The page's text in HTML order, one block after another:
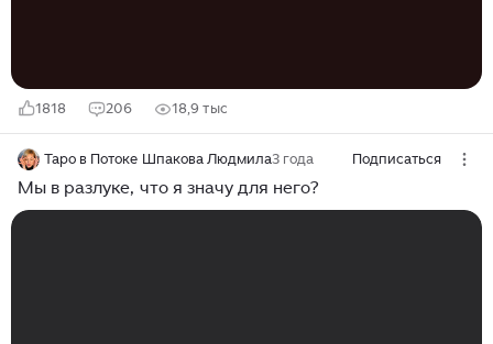
1818 206 18,9 тыс
Таро в Потоке Шпакова Людмила3 года Подписаться
Мы в разлуке, что я значу для него?